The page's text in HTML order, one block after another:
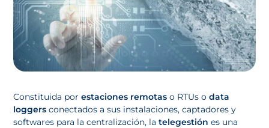
Constituida porestaciones remotas o RTUs odata
loggers conectados a sus instalaciones, captadores y
softwares para la centralización, latelegestión es una